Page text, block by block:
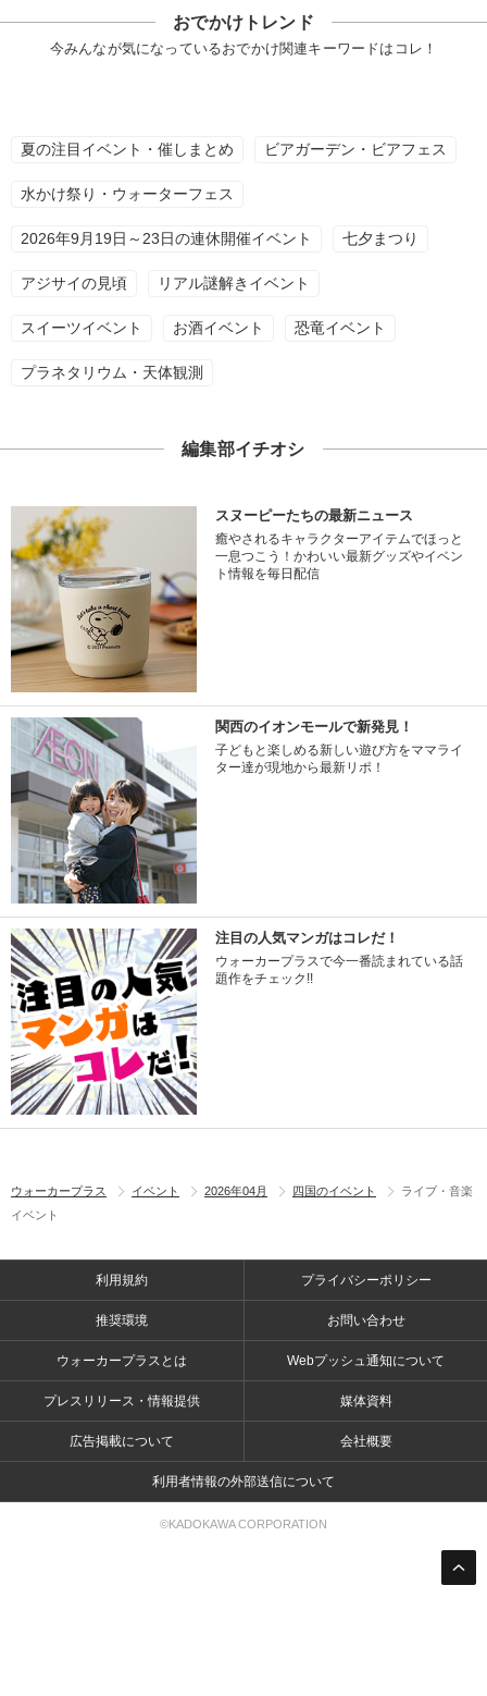
おでかけトレンド
今みんなが気になっているおでかけ関連キーワードはコレ！
夏の注目イベント・催しまとめ ビアガーデン・ビアフェス
水かけ祭り・ウォーターフェス
2026年9月19日～23日の連休開催イベント 七夕まつり
アジサイの見頃 リアル謎解きイベント
スイーツイベント お酒イベント 恐竜イベント
プラネタリウム・天体観測
編集部イチオシ
スヌーピーたちの最新ニュース
癒やされるキャラクターアイテムでほっと
一息つこう！かわいい最新グッズやイベン
ト情報を毎日配信
関西のイオンモールで新発見！
子どもと楽しめる新しい遊び方をママライ
ター達が現地から最新リポ！
注目の人気マンガはコレだ！
ウォーカープラスで今一番読まれている話
題作をチェック!!
ウォーカープラス イベント 2026年04月 四国のイベント
ライブ・音楽
イベント
利用規約 プライバシーポリシー
推奨環境 お問い合わせ
ウォーカープラスとは Webプッシュ通知について
プレスリリース・情報提供 媒体資料
広告掲載について 会社概要
利用者情報の外部送信について
©KADOKAWA CORPORATION